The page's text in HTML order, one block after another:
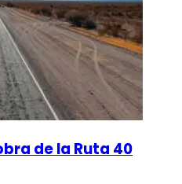
de la Ruta 40